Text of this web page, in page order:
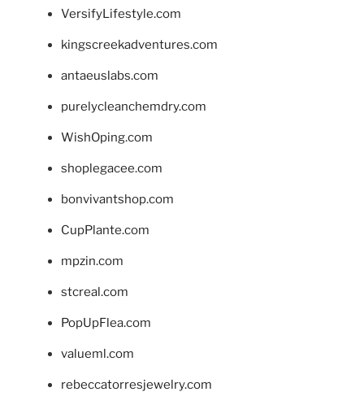
VersifyLifestyle.com
kingscreekadventures.com
antaeuslabs.com
purelycleanchemdry.com
WishOping.com
shoplegacee.com
bonvivantshop.com
CupPlante.com
mpzin.com
stcreal.com
PopUpFlea.com
valueml.com
rebeccatorresjewelry.com